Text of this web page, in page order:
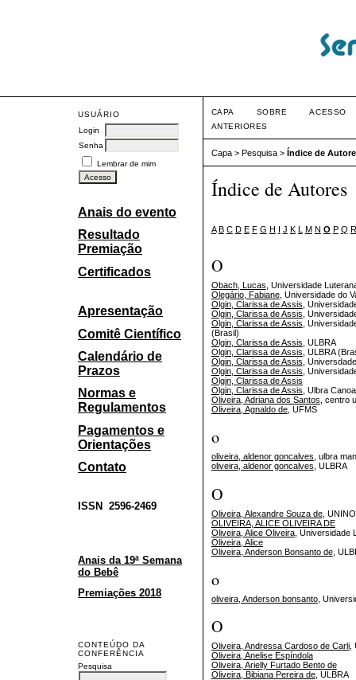
USUÁRIO
Login
Senha
Lembrar de mim
Anais do evento
Resultado
Premiação
Certificados
Apresentação
Comitê Científico
Calendário de
Prazos
Normas e
Regulamentos
Pagamentos e
Orientações
Contato
ISSN 2596-2469
Anais da 19ª Semana
do Bebê
Premiações 2018
CONTEÚDO DA
CONFERÊNCIA
Pesquisa
CAPA SOBRE
ACESSO
ANTERIORES
Capa> Pesquisa> Índice de
Índice de Autores
A B C D E F G H I J K L M N O P Q R
O
Obach, Lucas , Universidade
Olegário, Fabiane, Universidade do
Olgin, Clarissa de Assis ,
Olgin, Clarissa de Assis ,
Olgin, Clarissa de Assis ,
(Brasil)
Olgin, Clarissa de Assis , ULBRA
Olgin, Clarissa de Assis , ULBRA
Olgin, Clarissa de Assis ,
Olgin, Clarissa de Assis ,
Olgin, Clarissa de Assis
Olgin, Clarissa de Assis , Ulbra
Oliveira, Adriana dos Santos , centro
Oliveira, Agnaldo de, UFMS
o
oliveira, aldenor goncalves, ulbra
oliveira, aldenor goncalves, ULBRA
O
Oliveira, Alexandre Souza de,
OLIVEIRA, ALICE OLIVEIRA DE
Oliveira, Alice Oliveira, Universidade
Oliveira, Alice
Oliveira, Anderson Bonsanto de,
o
oliveira, Anderson bonsanto,
O
Oliveira, Andressa Cardoso de Carli,
Oliveira, Anelise Espíndola
Oliveira, Arielly Furtado Bento de
Oliveira, Bibiana Pereira de, ULBRA